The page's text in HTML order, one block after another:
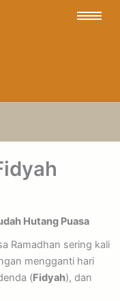
Hutang Puasa
Ramadhan sering kali
mengganti hari
(Fidyah), dan